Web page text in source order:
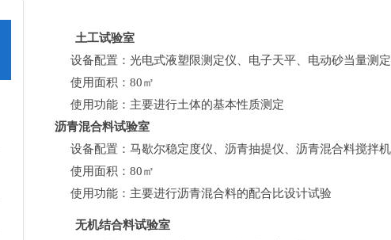
土工试验室
设备配置：光电式液塑限测定仪、电子天平、电动砂当量测
使用面积：80㎡
使用功能：主要进行土体的基本性质测定
沥青混合料试验室
设备配置：马歇尔稳定度仪、沥青抽提仪、沥青混合料搅拌
使用面积：80㎡
使用功能：主要进行沥青混合料的配合比设计试验
无机结合料试验室